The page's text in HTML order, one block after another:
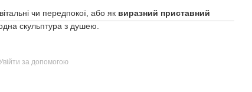
чи передпокої, або як виразний приставний
скульптура з душею.
за допомогою